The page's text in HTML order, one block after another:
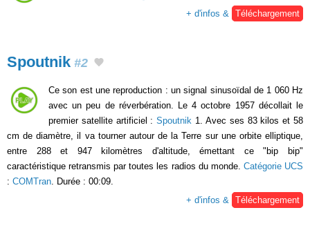
+ d'infos & Téléchargement
Spoutnik #2
Ce son est une reproduction : un signal sinusoïdal de 1 060 Hz
avec un peu de réverbération. Le 4 octobre 1957 décollait le
premier satellite artificiel :Spoutnik 1. Avec ses 83 kilos et 58
cm de diamètre, il va tourner autour de la Terre sur une orbite elliptique,
entre 288 et 947 kilomètres d'altitude, émettant ce "bip bip"
caractéristique retransmis par toutes les radios du monde. Catégorie UCS
: COMTran . Durée : 00:09.
+ d'infos &
Téléchargement